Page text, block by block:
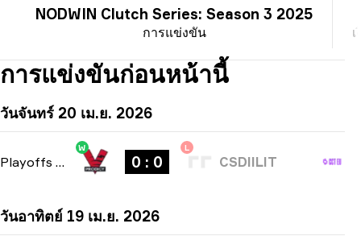
การแข่งขัน
NODWIN Clutch Series: Season 3 2025
การแข่งขันก่อนหน้านี้
วันจันทร์ 20 เม.ย. 2026
Playoffs bo3
W
0 : 0
L
CSDIILIT
วันอาทิตย์ 19 เม.ย. 2026